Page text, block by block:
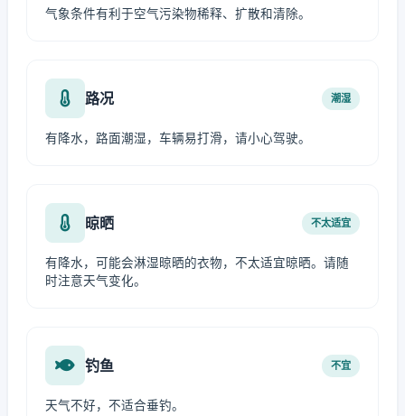
气象条件有利于空气污染物稀释、扩散和清除。
路况 潮湿
有降水，路面潮湿，车辆易打滑，请小心驾驶。
晾晒 不太适宜
有降水，可能会淋湿晾晒的衣物，不太适宜晾晒。请随
时注意天气变化。
钓鱼 不宜
天气不好，不适合垂钓。